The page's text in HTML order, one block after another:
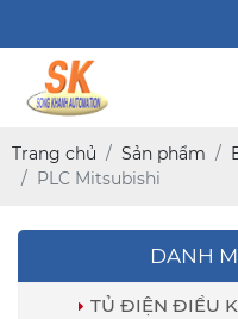
Trang chủ Sản phẩm
PLC Mitsubishi
DANH
TỦ ĐIỆN ĐIỀU